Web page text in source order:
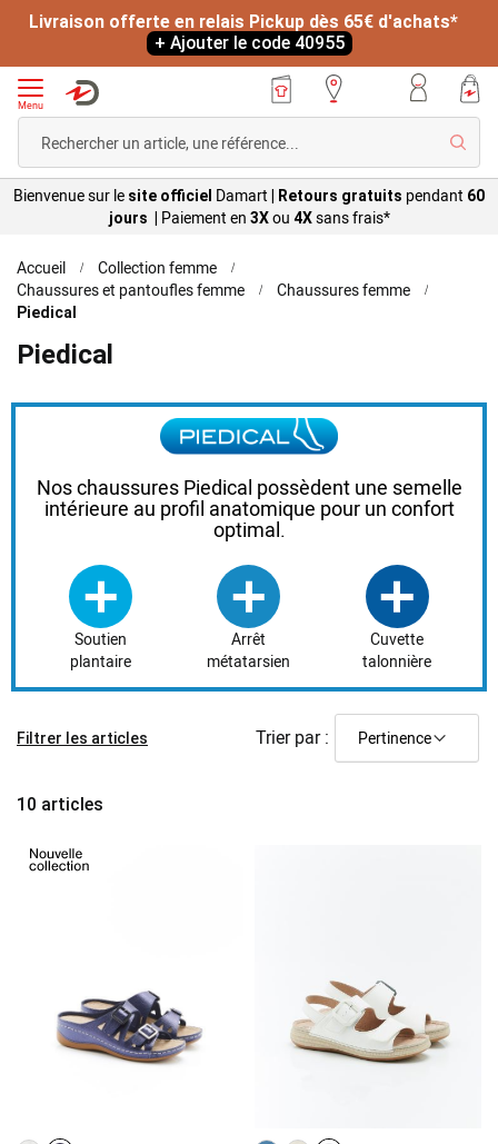
Livraison offerte en relais Pickup dès 65€ d'achats*
+ Ajouter le code 40955
Menu
Bienvenue sur le site officiel Damart Retours gratuits pendant 60
jours | Paiement en 3Xou 4Xsansfrais*
Accueil
Collection femme
Chaussures et pantoufles femme
Chaussures femme
Piedical
Piedical
Nos chaussures Piedical possèdent une semelle
intérieure au profil anatomique pour un confort
optimal.
Soutien
plantaire
Arrêt
métatarsien
Cuvette
talonnière
10 articles
Trier par :
Filtrer les articles